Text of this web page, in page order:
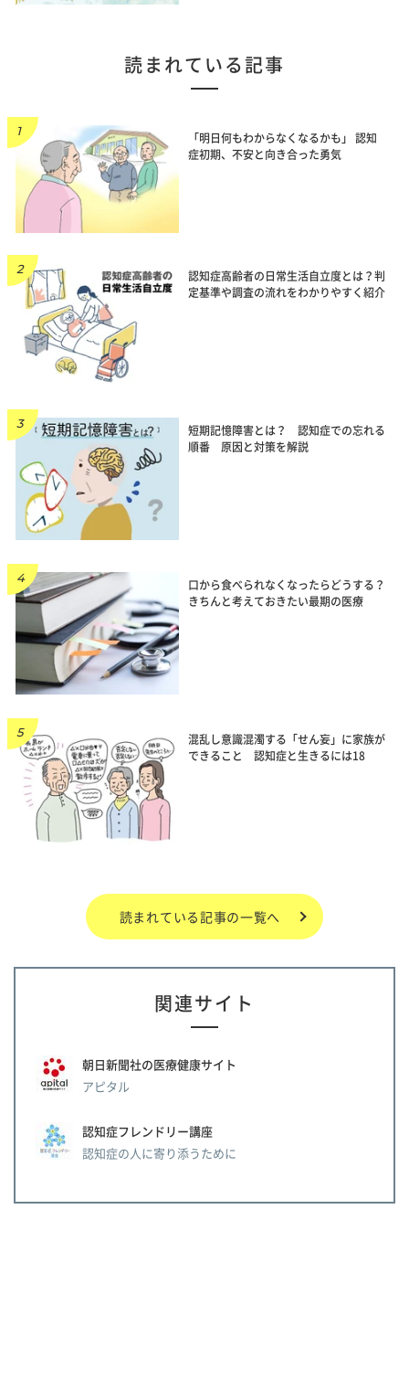
読まれている記事
「明日何もわからなくなるかも」 認知
症初期、不安と向き合った勇気
認知症高齢者の日常生活自立度とは？判
定基準や調査の流れをわかりやすく紹介
短期記憶障害とは？ 認知症での忘れる
順番 原因と対策を解説
口から食べられなくなったらどうする？
きちんと考えておきたい最期の医療
混乱し意識混濁する「せん妄」に家族が
できること 認知症と生きるには18
読まれている記事の一覧へ
関連サイト
朝日新聞社の医療健康サイト
アピタル
認知症フレンドリー講座
認知症の人に寄り添うために